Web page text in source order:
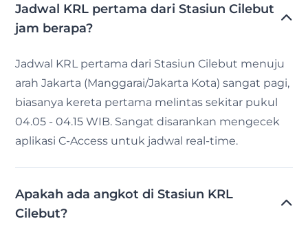
Jadwal KRL pertama dari Stasiun Cilebut
jam berapa?
Jadwal KRL pertama dari Stasiun Cilebut menuju
arah Jakarta (Manggarai/Jakarta Kota) sangat pagi,
biasanya kereta pertama melintas sekitar pukul
04.05 - 04.15 WIB. Sangat disarankan mengecek
aplikasi C-Access untuk jadwal real-time.
Apakah ada angkot di Stasiun KRL
Cilebut?